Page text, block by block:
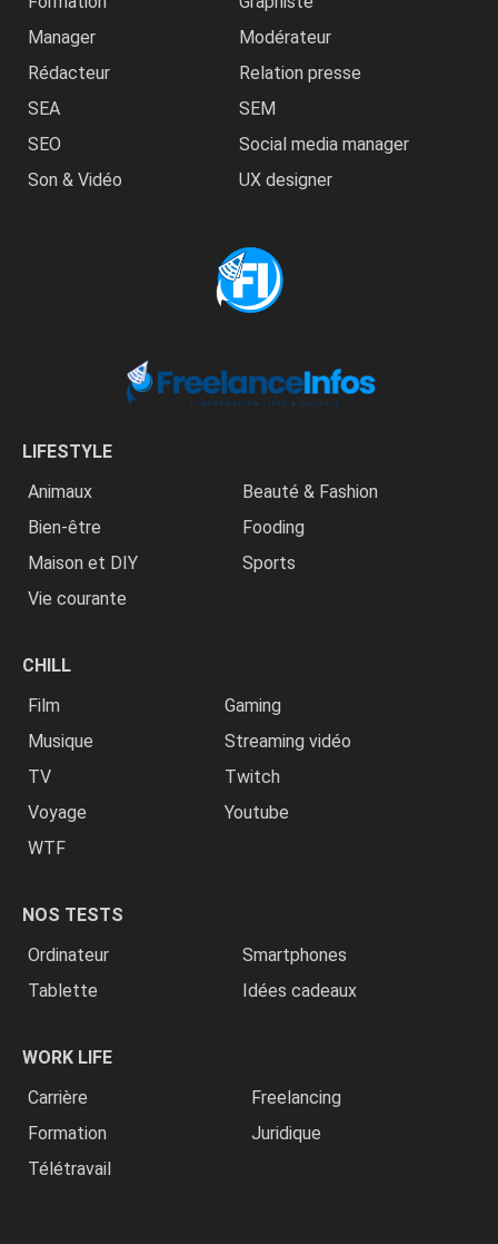
Manager
Modérateur
Rédacteur
Relation presse
SEA
SEM
SEO
Social media manager
Son & Vidéo
UX designer
LIFESTYLE
Animaux
Beauté & Fashion
Bien-être
Fooding
Maison et DIY
Sports
Vie courante
CHILL
Film
Gaming
Musique
Streaming vidéo
TV
Twitch
Voyage
Youtube
WTF
NOS TESTS
Ordinateur
Smartphones
Tablette
Idées cadeaux
WORK LIFE
Carrière
Freelancing
Formation
Juridique
Télétravail